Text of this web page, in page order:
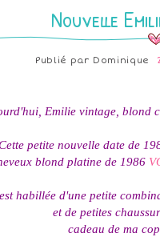
Nouvelle
Publié par Dominique
Emilie vintage, blond
petite nouvelle date de
blond platine de 1986
habillée d'une petite
et de petites
cadeau de ma